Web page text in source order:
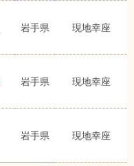
岩手県 現地幸座
岩手県 現地幸座
岩手県 現地幸座